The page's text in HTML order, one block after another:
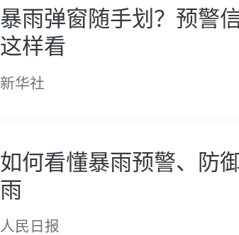
暴雨弹窗随手划？预警
这样看
新华社
如何看懂暴雨预警、防
雨
人民日报